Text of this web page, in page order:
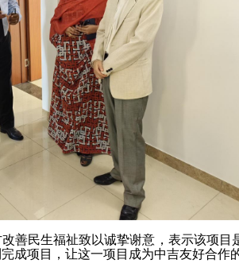
善民生福祉致以诚挚谢意，表示该项目
成项目，让这一项目成为中吉友好合作